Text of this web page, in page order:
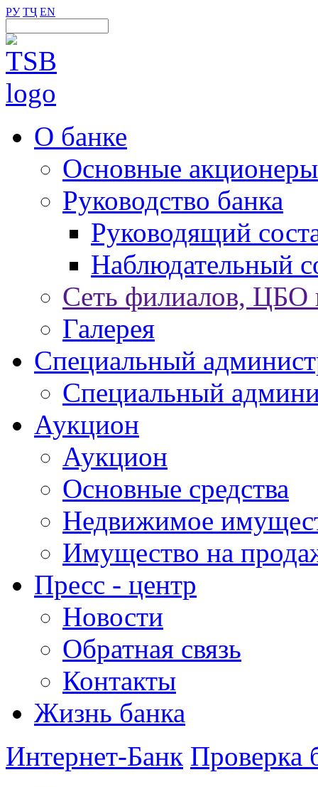
РУ ТҶ EN
О банке
Основные акционеры
Руководство банка
Руководящий
Наблюдательный
Сеть филиалов,
Галерея
Специальный
Специальный
Аукцион
Аукцион
Основные средства
Недвижимое
Имущество на
Пресс - центр
Новости
Обратная связь
Контакты
Жизнь банка
Интернет-Банк Проверка